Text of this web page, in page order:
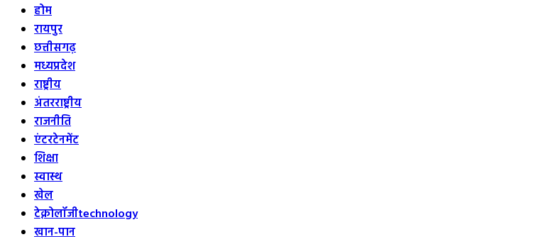
होम
रायपुर
छत्तीसगढ़
मध्यप्रदेश
राष्ट्रीय
अंतरराष्ट्रीय
राजनीति
एंटरटेनमेंट
शिक्षा
स्वास्थ
खेल
टेक्नोलॉजीtechnology
खान-पान